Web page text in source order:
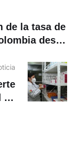
de la tasa de
desde